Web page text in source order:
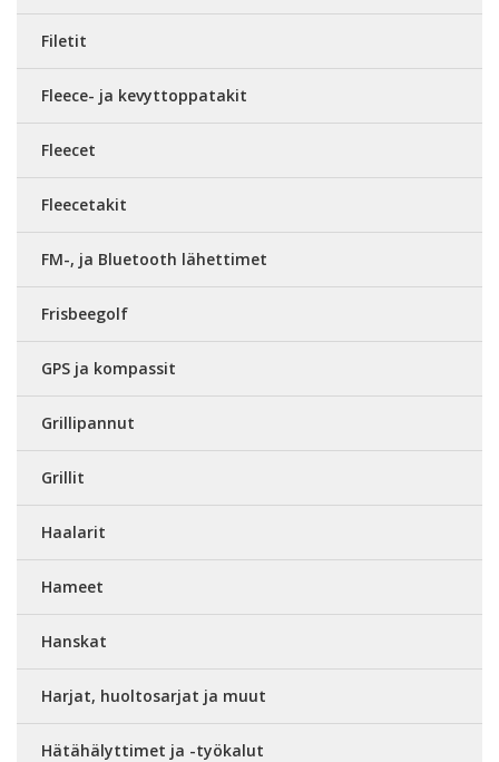
Filetit
Fleece- ja kevyttoppatakit
Fleecet
Fleecetakit
FM-, ja Bluetooth lähettimet
Frisbeegolf
GPS ja kompassit
Grillipannut
Grillit
Haalarit
Hameet
Hanskat
Harjat, huoltosarjat ja muut
Hätähälyttimet ja -työkalut